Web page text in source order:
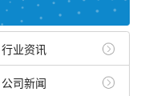
行业资讯
公司新闻